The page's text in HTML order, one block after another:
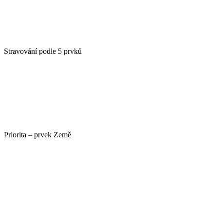
Stravování podle 5 prvků
Priorita – prvek Země